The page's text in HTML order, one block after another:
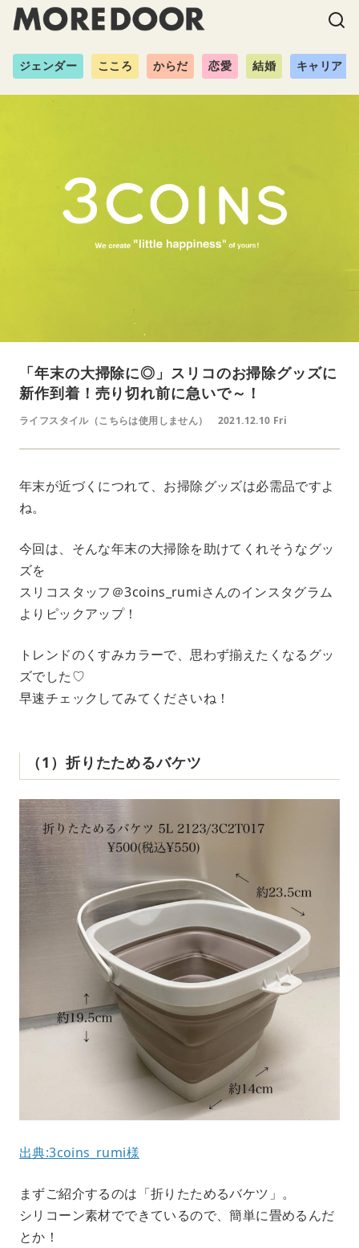
ジェンダー こころ からだ 恋愛 結婚 キャリア
「年末の大掃除に◎」スリコのお掃除グッズに
新作到着！売り切れ前に急いで～！
ライフスタイル（こちらは使用しません） 2021.12.10 Fri
年末が近づくにつれて、お掃除グッズは必需品ですよ
ね。
今回は、そんな年末の大掃除を助けてくれそうなグッ
ズを
スリコスタッフ＠3coins_rumiさんのインスタグラム
よりピックアップ！
トレンドのくすみカラーで、思わず揃えたくなるグッ
ズでした♡
早速チェックしてみてくださいね！
（1）折りたためるバケツ
出典:3coins_rumi様
まずご紹介するのは「折りたためるバケツ」。
シリコーン素材でできているので、簡単に畳めるんだ
とか！